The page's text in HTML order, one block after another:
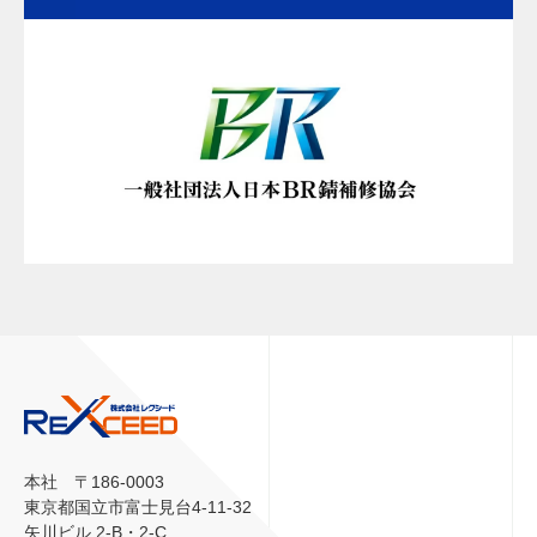
本社 〒186-0003
東京都国立市富士見台4-11-32
矢川ビル 2-B・2-C